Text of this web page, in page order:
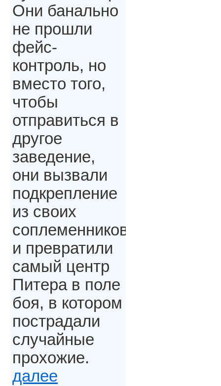
Они банально
не прошли
фейс-
контроль, но
вместо того,
чтобы
отправиться в
другое
заведение,
они вызвали
подкрепление
из своих
соплеменников
и превратили
самый центр
Питера в поле
боя, в котором
пострадали
случайные
прохожие.
далее